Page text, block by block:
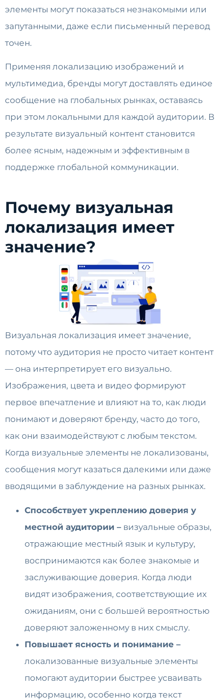
элементы могут показаться незнакомыми или
запутанными, даже если письменный перевод
точен.
Применяя локализацию изображений и
мультимедиа, бренды могут доставлять единое
сообщение на глобальных рынках, оставаясь
при этом локальными для каждой аудитории. В
результате визуальный контент становится
более ясным, надежным и эффективным в
поддержке глобальной коммуникации.
Почему визуальная
локализация имеет
значение?
Визуальная локализация имеет значение,
потому что аудитория не просто читает контент
— она интерпретирует его визуально.
Изображения, цвета и видео формируют
первое впечатление и влияют на то, как люди
понимают и доверяют бренду, часто до того,
как они взаимодействуют с любым текстом.
Когда визуальные элементы не локализованы,
сообщения могут казаться далекими или даже
вводящими в заблуждение на разных рынках.
Способствует укреплению доверия у
местной аудитории – визуальные образы,
отражающие местный язык и культуру,
воспринимаются как более знакомые и
заслуживающие доверия. Когда люди
видят изображения, соответствующие их
ожиданиям, они с большей вероятностью
доверяют заложенному в них смыслу.
Повышает ясность и понимание –
локализованные визуальные элементы
помогают аудитории быстрее усваивать
информацию, особенно когда текст